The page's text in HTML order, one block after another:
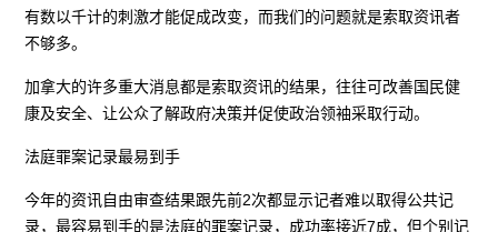
有数以千计的刺激才能促成改变，而我们的问题就是索取资讯者
不够多。
加拿大的许多重大消息都是索取资讯的结果，往往可改善国民健
康及安全、让公众了解政府决策并促使政治领袖采取行动。
法庭罪案记录最易到手
今年的资讯自由审查结果跟先前2次都显示记者难以取得公共记
录，最容易到手的是法庭的罪案记录，成功率接近7成，但个别记